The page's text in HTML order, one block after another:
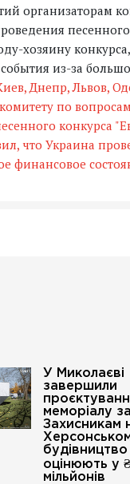
организаторам
хозяину
из-за
Днепр, Львов,
по
конкурса
что Украина
финансовое
У Миколаєві
завершили
меморіалу
Захисникам
будівництво
оцінюють у
мільйонів